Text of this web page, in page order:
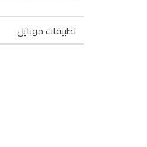
تطبيقات موبايل